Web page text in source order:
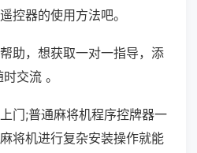
控器的使用方法吧。
助，想获取一对一指导，添
交流 。
门;普通麻将机程序控牌器一
将机进行复杂安装操作就能